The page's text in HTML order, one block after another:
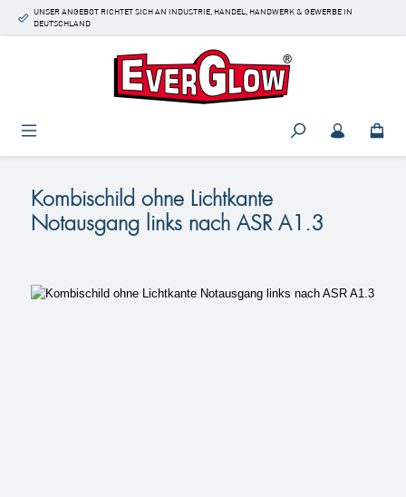
Zum Hauptinhalt springen
UNSER ANGEBOT RICHTET SICH AN INDUSTRIE, HANDEL, HANDWERK & GEWERBE IN
DEUTSCHLAND
Kombischild ohne Lichtkante
Notausgang links nach ASR A1.3
Bildergalerie überspringen